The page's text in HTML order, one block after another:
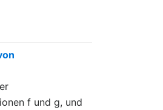
f und g, und